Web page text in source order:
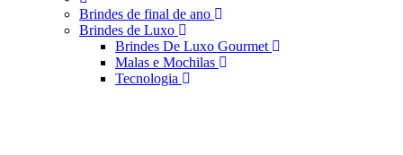
Brindes de final de ano
Brindes de Luxo
Brindes De Luxo Gourmet
Malas e Mochilas
Tecnologia